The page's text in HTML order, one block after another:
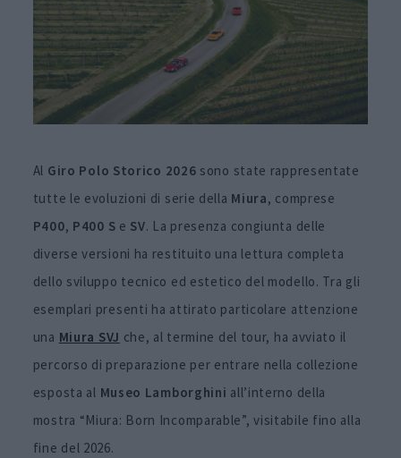
Al Giro Polo Storico 2026 sono state rappresentate
tutte le evoluzioni di serie della Miura, comprese
P400, P400 S e SV. La presenza congiunta delle
diverse versioni ha restituito una lettura completa
dello sviluppo tecnico ed estetico del modello. Tra gli
esemplari presenti ha attirato particolare attenzione
una Miura SVJ che, al termine del tour, ha avviato il
percorso di preparazione per entrare nella collezione
esposta al Museo Lamborghini all’interno della
mostra “Miura: Born Incomparable”, visitabile fino alla
fine del 2026.